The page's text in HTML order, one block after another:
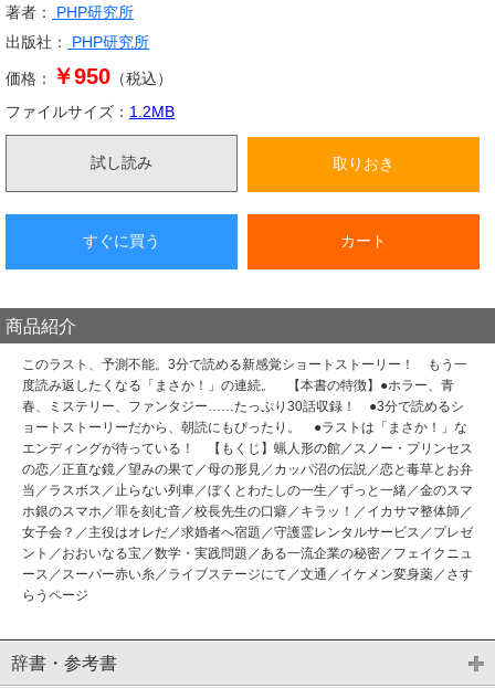
著者：
PHP研究所
出版社：
PHP研究所
価格： ￥950 （税込）
ファイルサイズ： 1.2MB
試し読み 取りおき
すぐに買う カート
商品紹介
このラスト、予測不能。3分で読める新感覚ショートストーリー！ もう一
度読み返したくなる「まさか！」の連続。 【本書の特徴】●ホラー、青
春、ミステリー、ファンタジー……たっぷり30話収録！ ●3分で読めるシ
ョートストーリーだから、朝読にもぴったり。 ●ラストは「まさか！」な
エンディングが待っている！ 【もくじ】蝋人形の館／スノー・プリンセス
の恋／正直な鏡／望みの果て／母の形見／カッパ沼の伝説／恋と毒草とお弁
当／ラスボス／止らない列車／ぼくとわたしの一生／ずっと一緒／金のスマ
ホ銀のスマホ／罪を刻む音／校長先生の口癖／キラッ！／イカサマ整体師／
女子会？／主役はオレだ／求婚者へ宿題／守護霊レンタルサービス／プレゼ
ント／おおいなる宝／数学・実践問題／ある一流企業の秘密／フェイクニュ
ース／スーパー赤い糸／ライブステージにて／文通／イケメン変身薬／さす
らうページ
辞書・参考書